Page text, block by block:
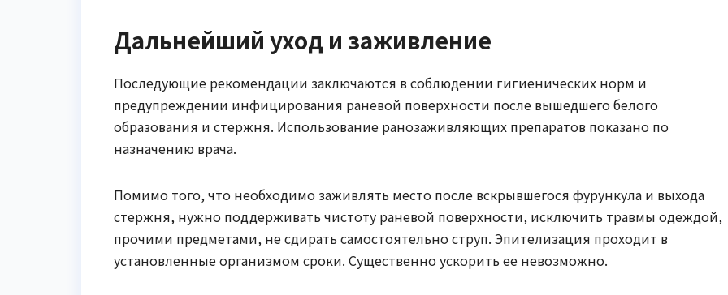
Дальнейший уход и заживление
Последующие рекомендации заключаются в соблюдении гигиенических норм и
предупреждении инфицирования раневой поверхности после вышедшего белого
образования и стержня. Использование ранозаживляющих препаратов показано по
назначению врача.
Помимо того, что необходимо заживлять место после вскрывшегося фурункула и выхода
стержня, нужно поддерживать чистоту раневой поверхности, исключить травмы одеждой,
прочими предметами, не сдирать самостоятельно струп. Эпителизация проходит в
установленные организмом сроки. Существенно ускорить ее невозможно.